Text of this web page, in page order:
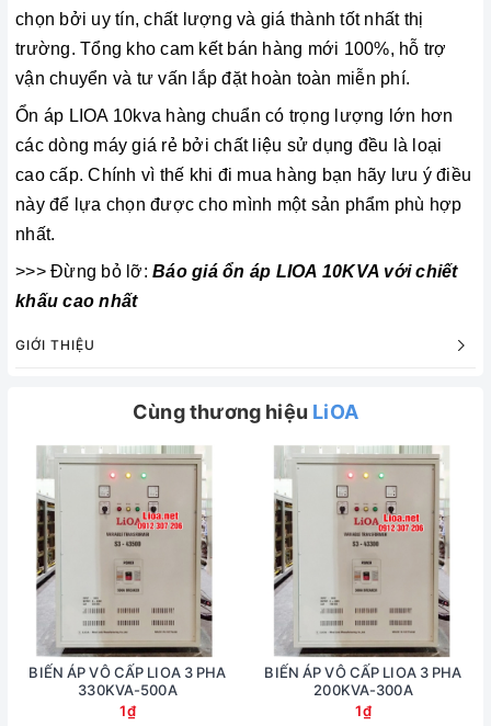
chọn bởi uy tín, chất lượng và giá thành tốt nhất thị
trường. Tổng kho cam kết bán hàng mới 100%, hỗ trợ
vận chuyển và tư vấn lắp đặt hoàn toàn miễn phí.
Ổn áp LIOA 10kva hàng chuẩn có trọng lượng lớn hơn
các dòng máy giá rẻ bởi chất liệu sử dụng đều là loại
cao cấp. Chính vì thế khi đi mua hàng bạn hãy lưu ý điều
này để lựa chọn được cho mình một sản phẩm phù hợp
nhất.
>>> Đừng bỏ lỡ: Báo giá ổn áp LIOA 10KVA với chiết
khấu cao nhất
GIỚI THIỆU
Cùng thương hiệu LiOA
BIẾN ÁP VÔ CẤP LIOA 3 PHA
330KVA-500A
1₫
BIẾN ÁP VÔ CẤP LIOA 3 PHA
200KVA-300A
1₫